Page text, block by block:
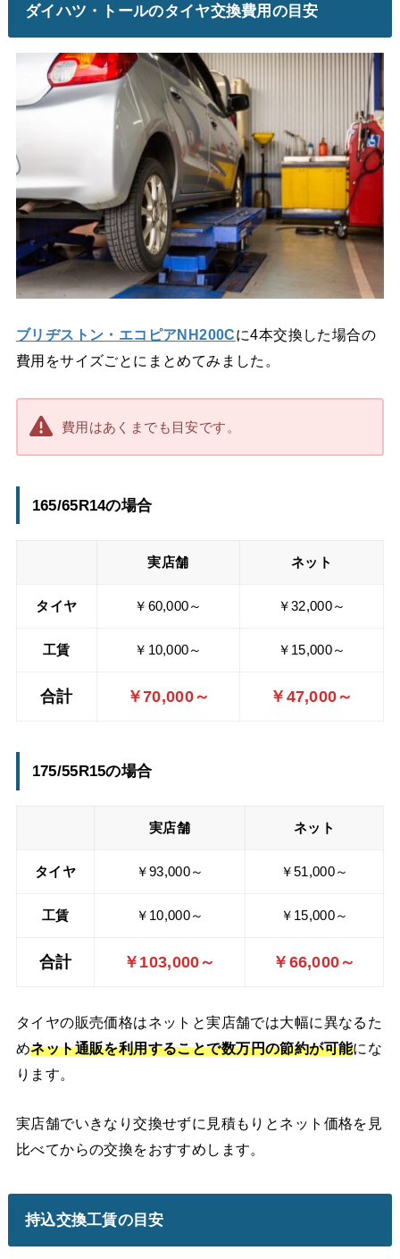
ダイハツ・トールのタイヤ交換費用の目安
ブリヂストン・エコピアNH200Cに4本交換した場合の
費用をサイズごとにまとめてみました。
費用はあくまでも目安です。
165/65R14の場合
実店舗 ネット
タイヤ ￥60,000～ ￥32,000～
工賃 ￥10,000～ ￥15,000～
合計 ￥70,000～ ￥47,000～
175/55R15の場合
実店舗 ネット
タイヤ ￥93,000～ ￥51,000～
工賃 ￥10,000～ ￥15,000～
合計 ￥103,000～ ￥66,000～
タイヤの販売価格はネットと実店舗では大幅に異なるた
めネット通販を利用することで数万円の節約が可能にな
ります。
実店舗でいきなり交換せずに見積もりとネット価格を見
比べてからの交換をおすすめします。
持込交換工賃の目安